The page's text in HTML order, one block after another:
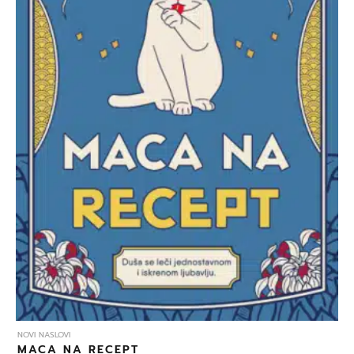
NOVI NASLOVI
MACA NA RECEPT